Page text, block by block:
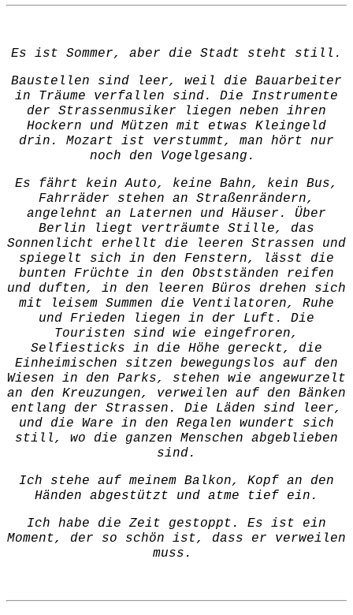
Es ist Sommer, aber die Stadt steht still.
Baustellen sind leer, weil die Bauarbeiter
in Träume verfallen sind. Die Instrumente
der Strassenmusiker liegen neben ihren
Hockern und Mützen mit etwas Kleingeld
drin. Mozart ist verstummt, man hört nur
noch den Vogelgesang.
Es fährt kein Auto, keine Bahn, kein Bus,
Fahrräder stehen an Straßenrändern,
angelehnt an Laternen und Häuser. Über
Berlin liegt verträumte Stille, das
Sonnenlicht erhellt die leeren Strassen und
spiegelt sich in den Fenstern, lässt die
bunten Früchte in den Obstständen reifen
und duften, in den leeren Büros drehen sich
mit leisem Summen die Ventilatoren, Ruhe
und Frieden liegen in der Luft. Die
Touristen sind wie eingefroren,
Selfiesticks in die Höhe gereckt, die
Einheimischen sitzen bewegungslos auf den
Wiesen in den Parks, stehen wie angewurzelt
an den Kreuzungen, verweilen auf den Bänken
entlang der Strassen. Die Läden sind leer,
und die Ware in den Regalen wundert sich
still, wo die ganzen Menschen abgeblieben
sind.
Ich stehe auf meinem Balkon, Kopf an den
Händen abgestützt und atme tief ein.
Ich habe die Zeit gestoppt. Es ist ein
Moment, der so schön ist, dass er verweilen
muss.